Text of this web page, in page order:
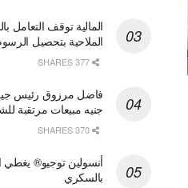
المالية توقف التعامل
الملاحية بتحصيل
جنيه مبيعات مرتقبة
أنسولين توجيو® يغطي
بالسكري